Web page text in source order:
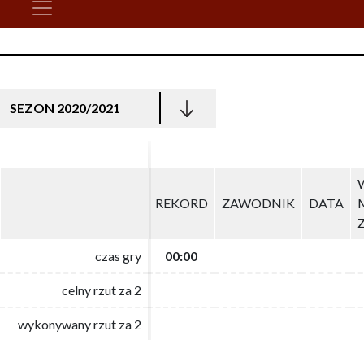
SEZON 2020/2021
REKORD ZAWODNIK DATA
czas gry 00:00
celny rzut za 2
wykonywany rzut za 2
REKORD ZAWODNIK DATA
czas gry 00:00
celny rzut za 2
wykonywany rzut za 2